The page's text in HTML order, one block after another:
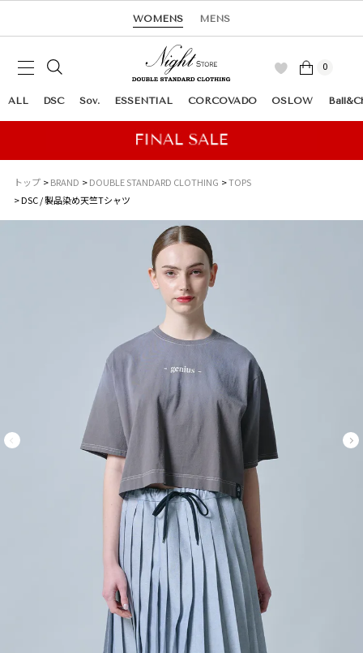
WOMENS MENS
0
ALL DSC Sov. ESSENTIAL CORCOVADO OSLOW
トップ BRAND DOUBLE STANDARD CLOTHING
TOPS
DSC / 製品染め天竺Tシャツ